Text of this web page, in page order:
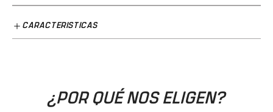
de ropa técnica femenina de Cougar: tela técnica de alto
comodidad con función aerodinámica. Ideal para
Especificaciones S-ONE T4 Mujer
CARACTERISTICAS
práctica del patinaje. La adaptabilidad de la licra se ajusta
¿POR QUÉ NOS ELIGEN?